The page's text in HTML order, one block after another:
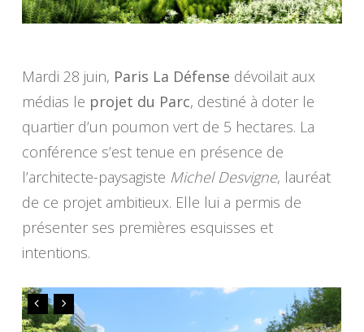
Mardi 28 juin, Paris La Défense dévoilait aux
médias le projet du Parc, destiné à doter le
quartier d’un poumon vert de 5 hectares. La
conférence s’est tenue en présence de
l’architecte-paysagiste Michel Desvigne, lauréat
de ce projet ambitieux. Elle lui a permis de
présenter ses premières esquisses et
intentions.